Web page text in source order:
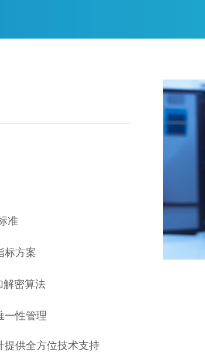
准
标方案
解密算法
一性管理
提供全方位技术支持